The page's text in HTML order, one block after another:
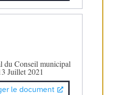
du Conseil municipal
Juillet 2021
le document